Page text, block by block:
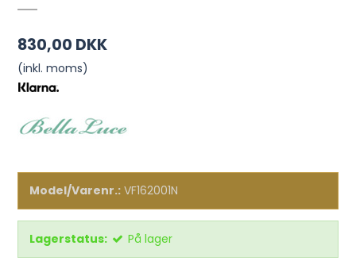
830,00 DKK
(inkl. moms)
Model/Varenr.: VF162001N
Lagerstatus: På lager